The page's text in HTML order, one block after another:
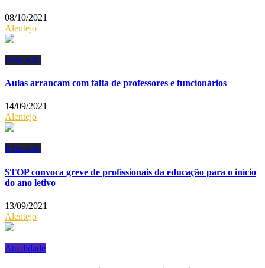
08/10/2021
Alentejo
Educação
Aulas arrancam com falta de professores e funcionários
14/09/2021
Alentejo
Educação
STOP convoca greve de profissionais da educação para o início
do ano letivo
13/09/2021
Alentejo
Atualidade